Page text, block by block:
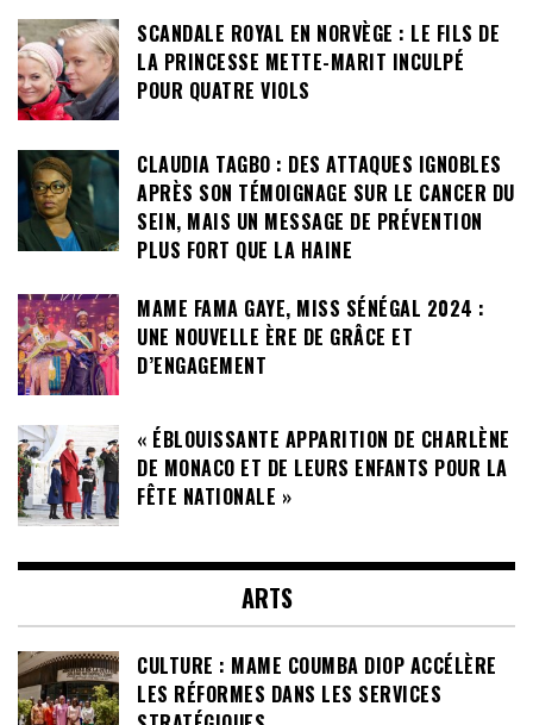
SCANDALE ROYAL EN NORVÈGE : LE FILS DE
LA PRINCESSE METTE-MARIT INCULPÉ
POUR QUATRE VIOLS
CLAUDIA TAGBO : DES ATTAQUES IGNOBLES
APRÈS SON TÉMOIGNAGE SUR LE CANCER DU
SEIN, MAIS UN MESSAGE DE PRÉVENTION
PLUS FORT QUE LA HAINE
MAME FAMA GAYE, MISS SÉNÉGAL 2024 :
UNE NOUVELLE ÈRE DE GRÂCE ET
D’ENGAGEMENT
« ÉBLOUISSANTE APPARITION DE CHARLÈNE
DE MONACO ET DE LEURS ENFANTS POUR LA
FÊTE NATIONALE »
ARTS
CULTURE : MAME COUMBA DIOP ACCÉLÈRE
LES RÉFORMES DANS LES SERVICES